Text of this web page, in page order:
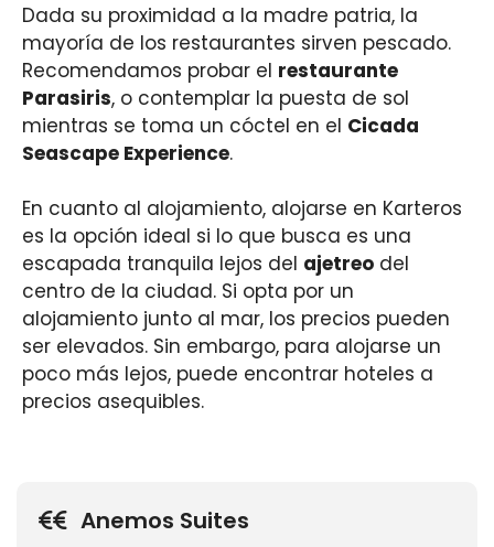
Dada su proximidad a la madre patria, la
mayoría de los restaurantes sirven pescado.
Recomendamos probar el restaurante
Parasiris, o contemplar la puesta de sol
mientras se toma un cóctel en el Cicada
Seascape Experience.
En cuanto al alojamiento, alojarse en Karteros
es la opción ideal si lo que busca es una
escapada tranquila lejos del ajetreo del
centro de la ciudad. Si opta por un
alojamiento junto al mar, los precios pueden
ser elevados. Sin embargo, para alojarse un
poco más lejos, puede encontrar hoteles a
precios asequibles.
Anemos Suites